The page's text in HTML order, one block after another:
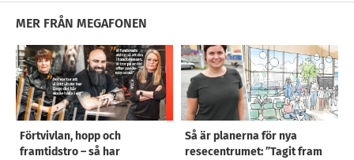
MER FRÅN MEGAFONEN
Förtvivlan, hopp och
framtidstro – så har
Så är planerna för nya
resecentrumet: ”Tagit fram